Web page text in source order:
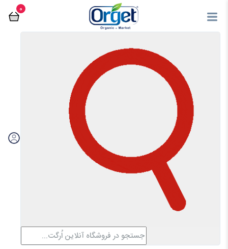
0
فروشگاه آنلاین اُرگت